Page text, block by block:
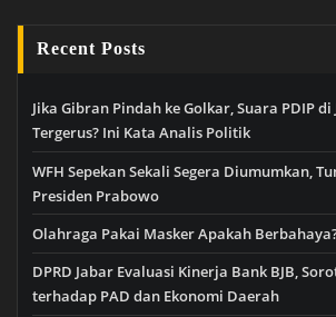
Recent Posts
Jika Gibran Pindah ke Golkar, Suara PDIP di
Tergerus? Ini Kata Analis Politik
WFH Sepekan Sekali Segera Diumumkan,
Presiden Prabowo
Olahraga Pakai Masker Apakah
DPRD Jabar Evaluasi Kinerja Bank BJB,
terhadap PAD dan Ekonomi Daerah